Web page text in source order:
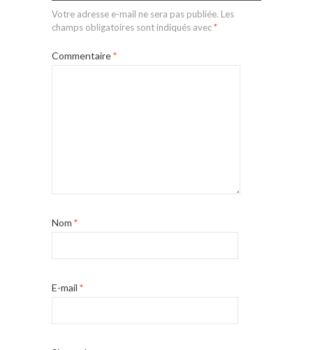
Votre adresse e-mail ne sera pas publiée. Les
champs obligatoires sont indiqués avec*
Commentaire*
Nom *
E-mail *